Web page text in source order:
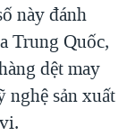
này đánh
Trung Quốc,
dệt may
nghệ sản xuất